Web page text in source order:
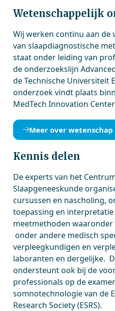
Wetenschappelijk
Wij werken continu aan
van slaapdiagnostische
staat onder leiding van
de onderzoekslijn
de Technische Universiteit
onderzoek vindt plaats
MedTech Innovation
Meer over
Kennis delen
De experts van het
Slaapgeneeskunde
cursussen en nascholing,
toepassing en
meetmethoden waaronder
onder andere medisch
verpleegkundigen en
laboranten en dergelijke.
ondersteunt ook bij de
professionals op de
somnotechnologie van de
Research Society (ESRS).